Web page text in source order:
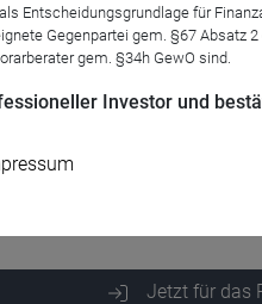
des asiatisch-
und Risiken, die
Jetzt für das
Entscheidungsgrundlage für
Gegenpartei gem. §67 Absatz
gem. §34h GewO sind.
Investor und